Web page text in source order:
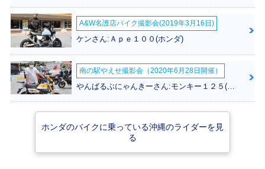
2016年 CB400 SU
S E Package・追
加
S・追加
追加
A&W名護店バイク撮影会(2019年3月16日)
ケンさん:Ａｐｅ１００(ホンダ)
南の駅やえせ撮影会（2020年6月28日開催）
ホンダのバイクに乗っている沖縄のライダーを見
る